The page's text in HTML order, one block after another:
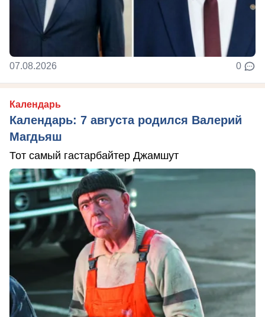
07.08.2026 0
Календарь
Календарь: 7 августа родился Валерий
Магдьяш
Тот самый гастарбайтер Джамшут